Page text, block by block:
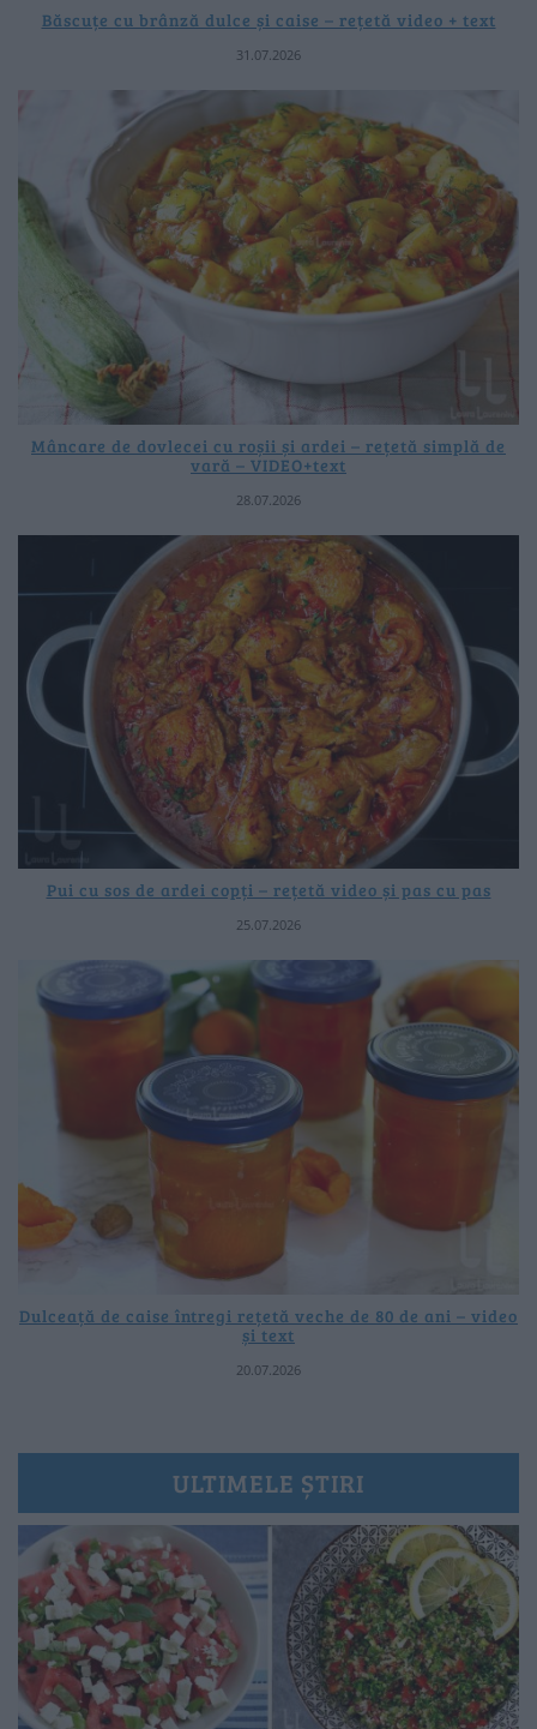
Băscuțe cu brânză dulce și caise – rețetă video + text
31.07.2026
Mâncare de dovlecei cu roșii și ardei – rețetă simplă de
vară – VIDEO+text
28.07.2026
Pui cu sos de ardei copți – rețetă video și pas cu pas
25.07.2026
Dulceață de caise întregi rețetă veche de 80 de ani – video
și text
20.07.2026
ULTIMELE ȘTIRI